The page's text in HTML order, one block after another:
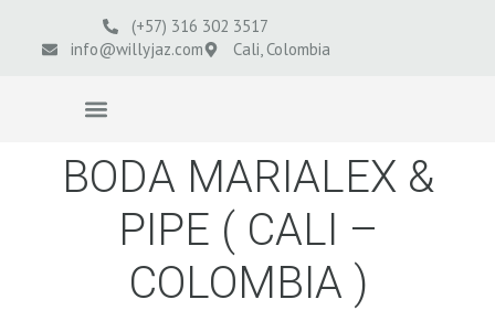
(+57) 316 302 3517
info@willyjaz.com
Cali, Colombia
BODA MARIALEX &
PIPE ( CALI –
COLOMBIA )